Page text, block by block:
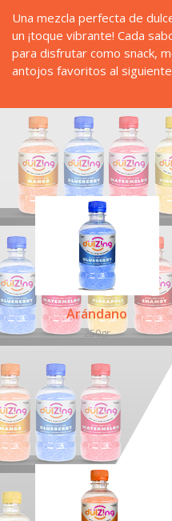
Una mezcla perfecta de
un ¡toque vibrante! Cada
para disfrutar como snack,
antojos favoritos al
Arándano
250gr